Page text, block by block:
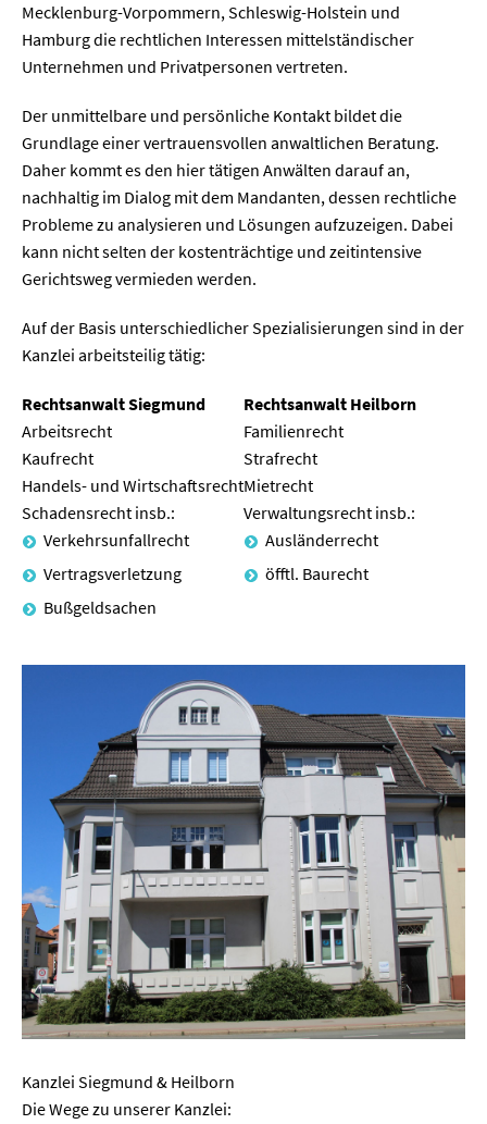
Mecklenburg-Vorpommern, Schleswig-Holstein und
Hamburg die rechtlichen Interessen mittelständischer
Unternehmen und Privatpersonen vertreten.
Der unmittelbare und persönliche Kontakt bildet die
Grundlage einer vertrauensvollen anwaltlichen Beratung.
Daher kommt es den hier tätigen Anwälten darauf an,
nachhaltig im Dialog mit dem Mandanten, dessen rechtliche
Probleme zu analysieren und Lösungen aufzuzeigen. Dabei
kann nicht selten der kostenträchtige und zeitintensive
Gerichtsweg vermieden werden.
Auf der Basis unterschiedlicher Spezialisierungen sind in der
Kanzlei arbeitsteilig tätig:
Rechtsanwalt Siegmund
Arbeitsrecht
Kaufrecht
Handels- und Wirtschaftsrecht
Schadensrecht insb.:
Verkehrsunfallrecht
Vertragsverletzung
Bußgeldsachen
Rechtsanwalt Heilborn
Familienrecht
Strafrecht
Mietrecht
Verwaltungsrecht insb.:
Ausländerrecht
öfftl. Baurecht
Kanzlei Siegmund & Heilborn
Die Wege zu unserer Kanzlei: